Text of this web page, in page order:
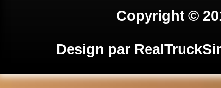
Copyright ©
Design par